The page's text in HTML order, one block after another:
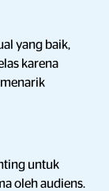
yang baik,
karena
untuk
oleh audiens.